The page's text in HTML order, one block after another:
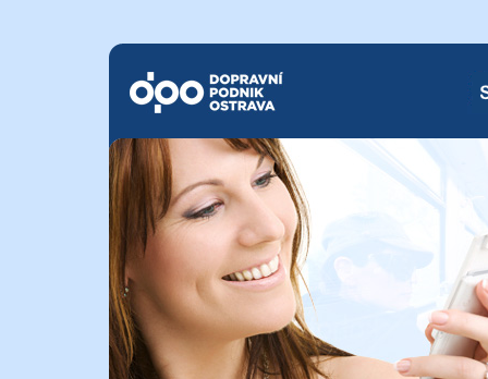
Dopravní podnik Ostrava a.s.
Portál pro vystavení dokladu o zaplacení Dopravního
a.s.